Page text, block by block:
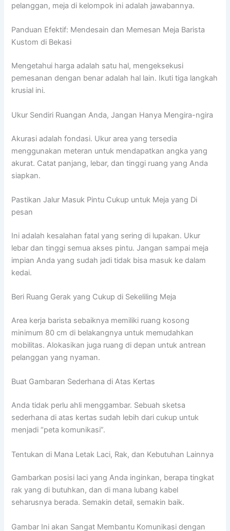
pelanggan, meja di kelompok ini adalah jawabannya.
Panduan Efektif: Mendesain dan Memesan Meja Barista
Kustom di Bekasi
Mengetahui harga adalah satu hal, mengeksekusi
pemesanan dengan benar adalah hal lain. Ikuti tiga langkah
krusial ini.
Ukur Sendiri Ruangan Anda, Jangan Hanya Mengira-ngira
Akurasi adalah fondasi. Ukur area yang tersedia
menggunakan meteran untuk mendapatkan angka yang
akurat. Catat panjang, lebar, dan tinggi ruang yang Anda
siapkan.
Pastikan Jalur Masuk Pintu Cukup untuk Meja yang Di
pesan
Ini adalah kesalahan fatal yang sering di lupakan. Ukur
lebar dan tinggi semua akses pintu. Jangan sampai meja
impian Anda yang sudah jadi tidak bisa masuk ke dalam
kedai.
Beri Ruang Gerak yang Cukup di Sekeliling Meja
Area kerja barista sebaiknya memiliki ruang kosong
minimum 80 cm di belakangnya untuk memudahkan
mobilitas. Alokasikan juga ruang di depan untuk antrean
pelanggan yang nyaman.
Buat Gambaran Sederhana di Atas Kertas
Anda tidak perlu ahli menggambar. Sebuah sketsa
sederhana di atas kertas sudah lebih dari cukup untuk
menjadi “peta komunikasi”.
Tentukan di Mana Letak Laci, Rak, dan Kebutuhan Lainnya
Gambarkan posisi laci yang Anda inginkan, berapa tingkat
rak yang di butuhkan, dan di mana lubang kabel
seharusnya berada. Semakin detail, semakin baik.
Gambar Ini akan Sangat Membantu Komunikasi dengan